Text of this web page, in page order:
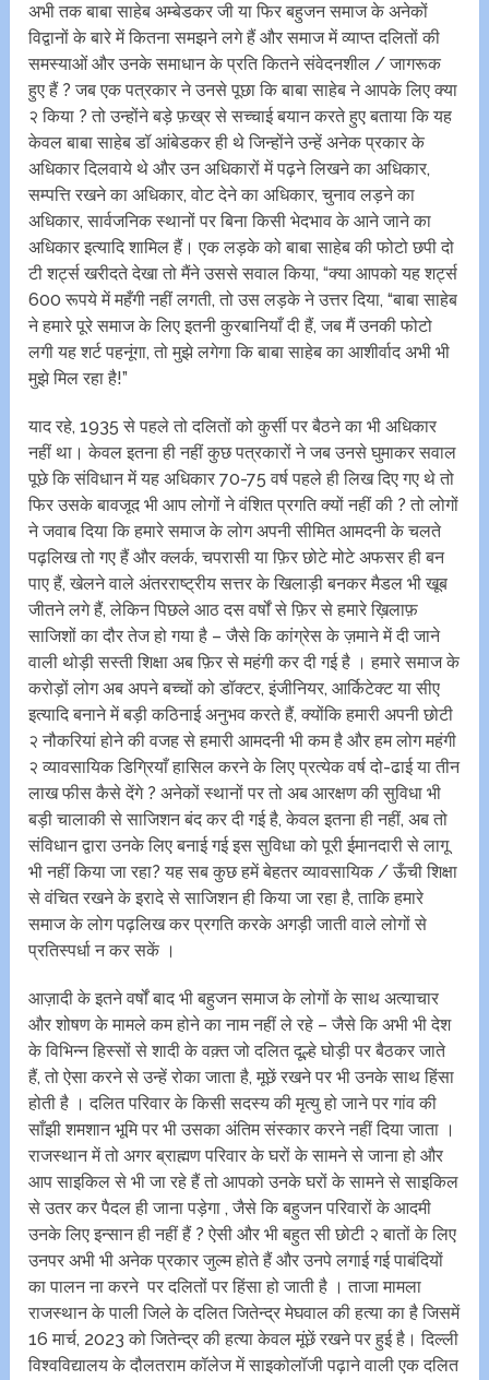
अभी तक बाबा साहेब अम्बेडकर जी या फिर बहुजन समाज के अनेकों
विद्वानों के बारे में कितना समझने लगे हैं और समाज में व्याप्त दलितों की
समस्याओं और उनके समाधान के प्रति कितने संवेदनशील / जागरूक
हुए हैं ? जब एक पत्रकार ने उनसे पूछा कि बाबा साहेब ने आपके लिए क्या
२ किया ? तो उन्होंने बड़े फ़ख्र से सच्चाई बयान करते हुए बताया कि यह
केवल बाबा साहेब डॉ आंबेडकर ही थे जिन्होंने उन्हें अनेक प्रकार के
अधिकार दिलवाये थे और उन अधिकारों में पढ़ने लिखने का अधिकार,
सम्पत्ति रखने का अधिकार, वोट देने का अधिकार, चुनाव लड़ने का
अधिकार, सार्वजनिक स्थानों पर बिना किसी भेदभाव के आने जाने का
अधिकार इत्यादि शामिल हैं। एक लड़के को बाबा साहेब की फोटो छपी दो
टी शर्ट्स खरीदते देखा तो मैंने उससे सवाल किया, “क्या आपको यह शर्ट्स
600 रूपये में महँगी नहीं लगती, तो उस लड़के ने उत्तर दिया, “बाबा साहेब
ने हमारे पूरे समाज के लिए इतनी कुरबानियाँ दी हैं, जब मैं उनकी फोटो
लगी यह शर्ट पहनूंगा, तो मुझे लगेगा कि बाबा साहेब का आशीर्वाद अभी भी
मुझे मिल रहा है!”
याद रहे, 1935 से पहले तो दलितों को कुर्सी पर बैठने का भी अधिकार
नहीं था। केवल इतना ही नहीं कुछ पत्रकारों ने जब उनसे घुमाकर सवाल
पूछे कि संविधान में यह अधिकार 70-75 वर्ष पहले ही लिख दिए गए थे तो
फिर उसके बावजूद भी आप लोगों ने वंशित प्रगति क्यों नहीं की ? तो लोगों
ने जवाब दिया कि हमारे समाज के लोग अपनी सीमित आमदनी के चलते
पढ़लिख तो गए हैं और क्लर्क, चपरासी या फ़िर छोटे मोटे अफसर ही बन
पाए हैं, खेलने वाले अंतरराष्ट्रीय सत्तर के खिलाड़ी बनकर मैडल भी खूब
जीतने लगे हैं, लेकिन पिछले आठ दस वर्षों से फ़िर से हमारे ख़िलाफ़
साजिशों का दौर तेज हो गया है – जैसे कि कांग्रेस के ज़माने में दी जाने
वाली थोड़ी सस्ती शिक्षा अब फ़िर से महंगी कर दी गई है । हमारे समाज के
करोड़ों लोग अब अपने बच्चों को डॉक्टर, इंजीनियर, आर्किटेक्ट या सीए
इत्यादि बनाने में बड़ी कठिनाई अनुभव करते हैं, क्योंकि हमारी अपनी छोटी
२ नौकरियां होने की वजह से हमारी आमदनी भी कम है और हम लोग महंगी
२ व्यावसायिक डिग्रियाँ हासिल करने के लिए प्रत्येक वर्ष दो-ढाई या तीन
लाख फीस कैसे देंगे ? अनेकों स्थानों पर तो अब आरक्षण की सुविधा भी
बड़ी चालाकी से साजिशन बंद कर दी गई है, केवल इतना ही नहीं, अब तो
संविधान द्वारा उनके लिए बनाई गई इस सुविधा को पूरी ईमानदारी से लागू
भी नहीं किया जा रहा? यह सब कुछ हमें बेहतर व्यावसायिक / ऊँची शिक्षा
से वंचित रखने के इरादे से साजिशन ही किया जा रहा है, ताकि हमारे
समाज के लोग पढ़लिख कर प्रगति करके अगड़ी जाती वाले लोगों से
प्रतिस्पर्धा न कर सकें ।
आज़ादी के इतने वर्षों बाद भी बहुजन समाज के लोगों के साथ अत्याचार
और शोषण के मामले कम होने का नाम नहीं ले रहे – जैसे कि अभी भी देश
के विभिन्न हिस्सों से शादी के वक़्त जो दलित दूल्हे घोड़ी पर बैठकर जाते
हैं, तो ऐसा करने से उन्हें रोका जाता है, मूछें रखने पर भी उनके साथ हिंसा
होती है । दलित परिवार के किसी सदस्य की मृत्यु हो जाने पर गांव की
साँझी शमशान भूमि पर भी उसका अंतिम संस्कार करने नहीं दिया जाता ।
राजस्थान में तो अगर ब्राह्मण परिवार के घरों के सामने से जाना हो और
आप साइकिल से भी जा रहे हैं तो आपको उनके घरों के सामने से साइकिल
से उतर कर पैदल ही जाना पड़ेगा , जैसे कि बहुजन परिवारों के आदमी
उनके लिए इन्सान ही नहीं हैं ? ऐसी और भी बहुत सी छोटी २ बातों के लिए
उनपर अभी भी अनेक प्रकार जुल्म होते हैं और उनपे लगाई गई पाबंदियों
का पालन ना करने पर दलितों पर हिंसा हो जाती है । ताजा मामला
राजस्थान के पाली जिले के दलित जितेन्द्र मेघवाल की हत्या का है जिसमें
16 मार्च, 2023 को जितेन्द्र की हत्या केवल मूंछें रखने पर हुई है। दिल्ली
विश्वविद्यालय के दौलतराम कॉलेज में साइकोलॉजी पढ़ाने वाली एक दलित